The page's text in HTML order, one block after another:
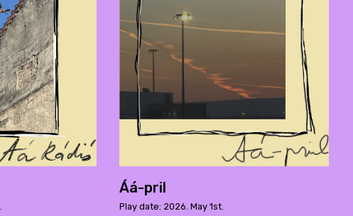
Áá-pril
Play date: 2026. May 1st.